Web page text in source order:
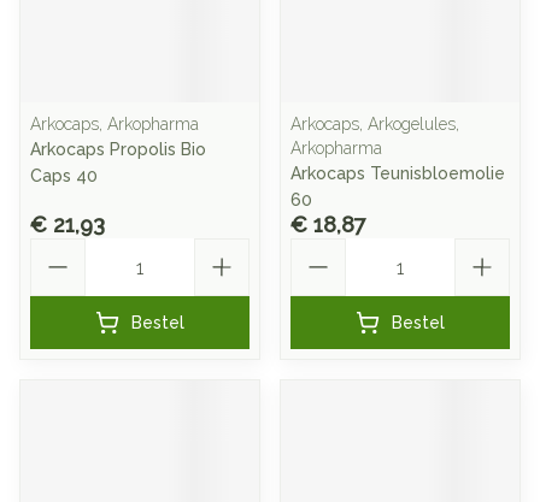
Arkocaps, Arkopharma
Arkocaps Propolis Bio
Caps 40
€ 21,93
Bestel
Arkocaps, Arkogelules,
Arkopharma
Arkocaps Teunisbloemolie
60
€ 18,87
Bestel